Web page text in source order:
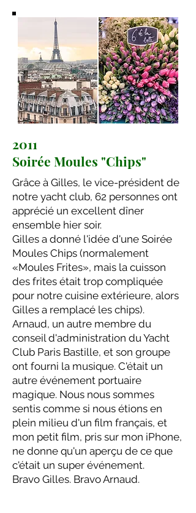
2011
Soirée Moules "Chips"
Grâce à Gilles, le vice-président de
notre yacht club, 62 personnes ont
apprécié un excellent dîner
ensemble hier soir.
Gilles a donné l'idée d'une Soirée
Moules Chips (normalement
«Moules Frites», mais la cuisson
des frites était trop compliquée
pour notre cuisine extérieure, alors
Gilles a remplacé les chips).
Arnaud, un autre membre du
conseil d'administration du Yacht
Club Paris Bastille, et son groupe
ont fourni la musique. C'était un
autre événement portuaire
magique. Nous nous sommes
sentis comme si nous étions en
plein milieu d'un film français, et
mon petit film, pris sur mon iPhone,
ne donne qu'un aperçu de ce que
c'était un super événement.
Bravo Gilles. Bravo Arnaud.